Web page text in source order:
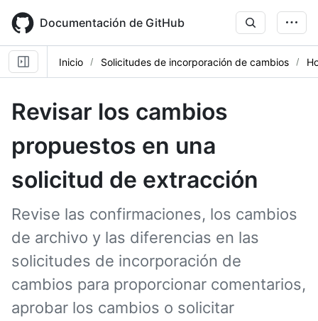
main
content
Documentación de GitHub
Inicio Solicitudes de incorporación de cambios
Revisar los cambios
propuestos en una
solicitud de extracción
Revise las confirmaciones, los cambios
de archivo y las diferencias en las
solicitudes de incorporación de
cambios para proporcionar comentarios,
aprobar los cambios o solicitar